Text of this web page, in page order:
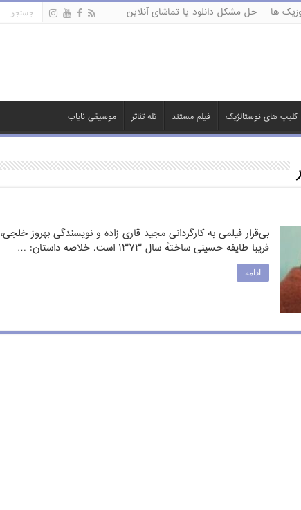
ها حل مشکل دانلود یا تماشای آنلاین
کلیپ های نوستالژیک فیلم مستند تله تئاتر موسیقی نایاب
بی‌قرار فیلمی به کارگردانی مجید قاری زاده و نویسندگی بهروز خلجی،
فریبا طایفه حسینی ساختهٔ سال ۱۳۷۳ است. خلاصه داستان: …
ادامه